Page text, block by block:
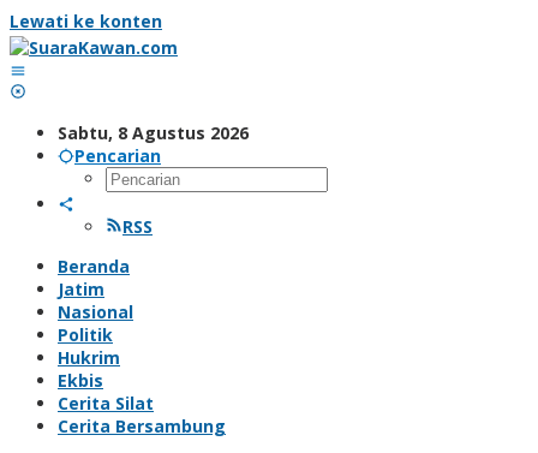
Lewati ke konten
Sabtu, 8 Agustus 2026
Pencarian
RSS
Beranda
Jatim
Nasional
Politik
Hukrim
Ekbis
Cerita Silat
Cerita Bersambung